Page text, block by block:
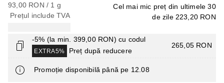
Cel mai mic preț din ultimele 30
de zile 223,20 RON
93,00 RON / 1 g
Prețul include TVA
-5% (la min. 399,00 RON) cu codul
EXTRA5% Preț după reducere
265,05 RON
Promoție disponibilă până pe 12.08